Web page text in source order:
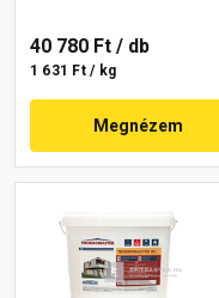
40 780 Ft / db
1 631 Ft / kg
Megnézem